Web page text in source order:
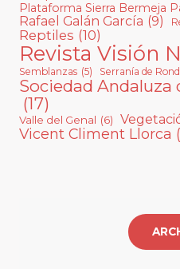
Plataforma Sierra Bermeja
Rafael Galán García (9)
Reptiles (10)
Revista Visión
Semblanzas (5) Serranía de
Sociedad
(17)
Valle del Genal (6)
Vicent Climent Llorca